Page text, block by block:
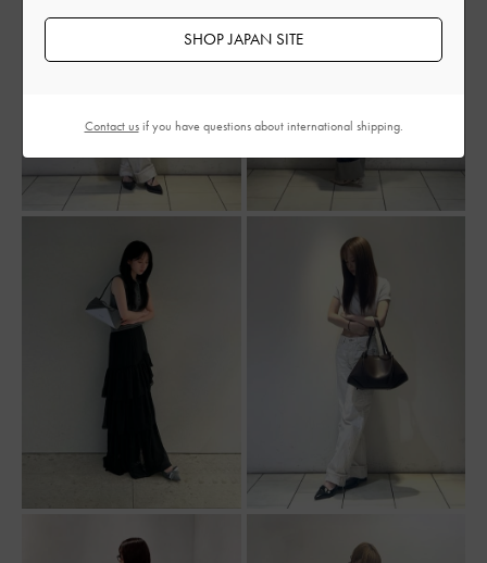
SHOP JAPAN SITE
Contact usif you have questions about international shipping.